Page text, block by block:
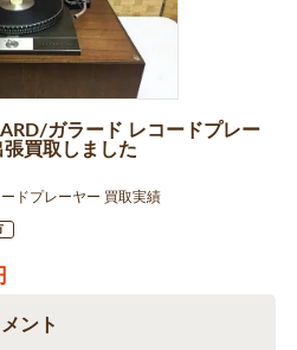
ガラード レコードプレー
買取しました
ードプレーヤー 買取実績
ント